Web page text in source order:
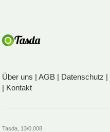
Über uns |AGB Datenschutz
Kontakt
Tasda, 13/0,008